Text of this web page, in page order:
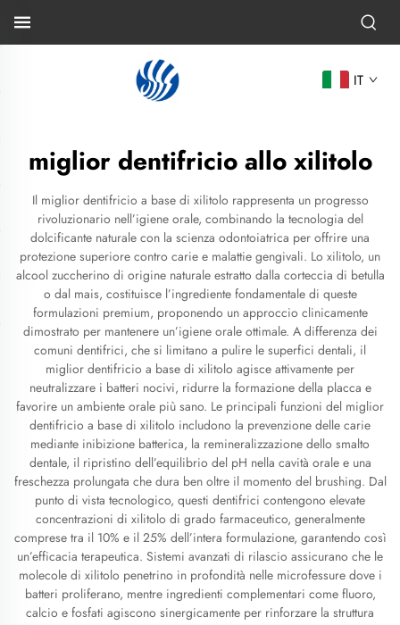
IT
miglior dentifricio allo xilitolo
Il miglior dentifricio a base di xilitolo rappresenta un progresso
rivoluzionario nell’igiene orale, combinando la tecnologia del
dolcificante naturale con la scienza odontoiatrica per offrire una
protezione superiore contro carie e malattie gengivali. Lo xilitolo, un
alcool zuccherino di origine naturale estratto dalla corteccia di betulla
o dal mais, costituisce l’ingrediente fondamentale di queste
formulazioni premium, proponendo un approccio clinicamente
dimostrato per mantenere un’igiene orale ottimale. A differenza dei
comuni dentifrici, che si limitano a pulire le superfici dentali, il
miglior dentifricio a base di xilitolo agisce attivamente per
neutralizzare i batteri nocivi, ridurre la formazione della placca e
favorire un ambiente orale più sano. Le principali funzioni del miglior
dentifricio a base di xilitolo includono la prevenzione delle carie
mediante inibizione batterica, la remineralizzazione dello smalto
dentale, il ripristino dell’equilibrio del pH nella cavità orale e una
freschezza prolungata che dura ben oltre il momento del brushing. Dal
punto di vista tecnologico, questi dentifrici contengono elevate
concentrazioni di xilitolo di grado farmaceutico, generalmente
comprese tra il 10% e il 25% dell’intera formulazione, garantendo così
un’efficacia terapeutica. Sistemi avanzati di rilascio assicurano che le
molecole di xilitolo penetrino in profondità nelle microfessure dove i
batteri proliferano, mentre ingredienti complementari come fluoro,
calcio e fosfati agiscono sinergicamente per rinforzare la struttura